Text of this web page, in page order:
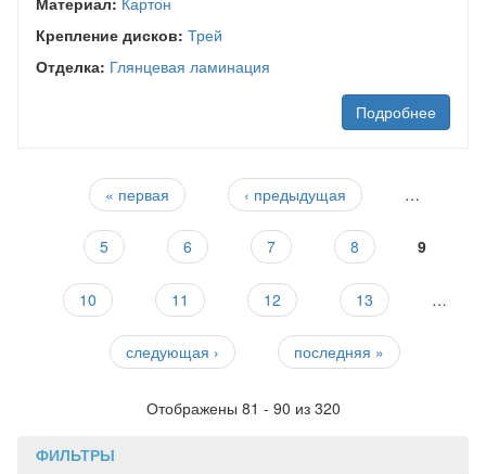
Крепление дисков: Трей
Отделка: Глянцевая ламинация
Подробнее
« первая ‹ предыдущая …
5 6 7 8 9
10 11 12 13 …
следующая › последняя »
Отображены 81 - 90 из 320
ФИЛЬТРЫ